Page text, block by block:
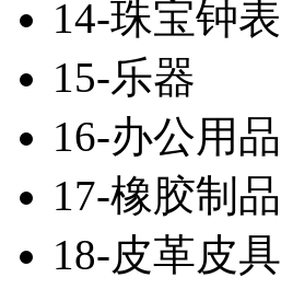
14-珠宝钟表
15-乐器
16-办公用品
17-橡胶制品
18-皮革皮具